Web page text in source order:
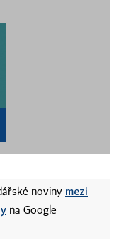
noviny mezi
na Google